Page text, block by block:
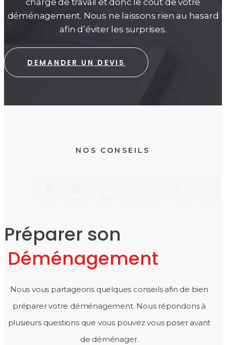
déménagement. Nous ne laissons rien au hasard
afin d’éviter les surprises.
DEMANDER UN DEVIS
NOS CONSEILS
Préparer son
Déménagement
Nous vous partageons quelques conseils afin de bien
préparer votre déménagement. Nous répondons à
plusieurs questions que vous pouvez vous poser avant
de déménager.